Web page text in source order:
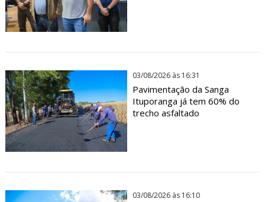
03/08/2026 às 16:31
Pavimentação da Sanga
Ituporanga já tem 60% do
trecho asfaltado
03/08/2026 às 16:10